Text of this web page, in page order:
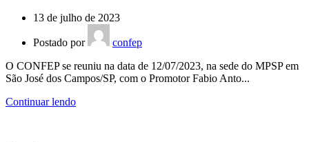
13 de julho de 2023
Postado por
confep
O CONFEP se reuniu na data de 12/07/2023, na sede do MPSP em
São José dos Campos/SP, com o Promotor Fabio Anto...
Continuar lendo